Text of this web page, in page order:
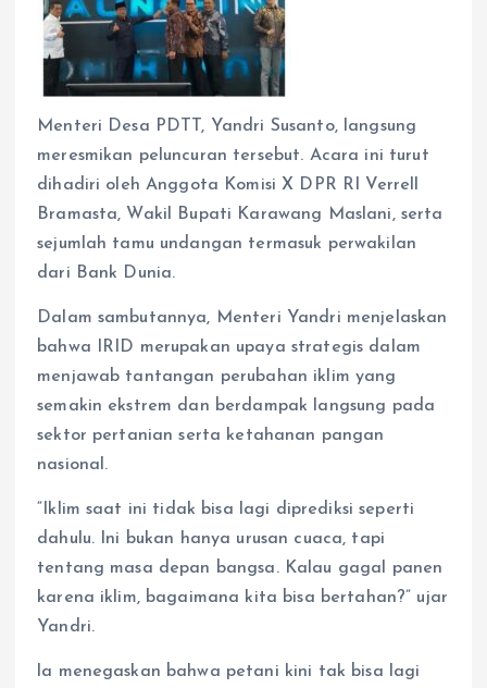
Menteri Desa PDTT, Yandri Susanto, langsung
meresmikan peluncuran tersebut. Acara ini turut
dihadiri oleh Anggota Komisi X DPR RI Verrell
Bramasta, Wakil Bupati Karawang Maslani, serta
sejumlah tamu undangan termasuk perwakilan
dari Bank Dunia.
Dalam sambutannya, Menteri Yandri menjelaskan
bahwa IRID merupakan upaya strategis dalam
menjawab tantangan perubahan iklim yang
semakin ekstrem dan berdampak langsung pada
sektor pertanian serta ketahanan pangan
nasional.
“Iklim saat ini tidak bisa lagi diprediksi seperti
dahulu. Ini bukan hanya urusan cuaca, tapi
tentang masa depan bangsa. Kalau gagal panen
karena iklim, bagaimana kita bisa bertahan?” ujar
Yandri.
la menegaskan bahwa petani kini tak bisa lagi